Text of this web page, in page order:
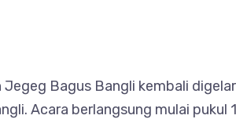
Jegeg Bagus Bangli kembali
Acara berlangsung mulai pukul